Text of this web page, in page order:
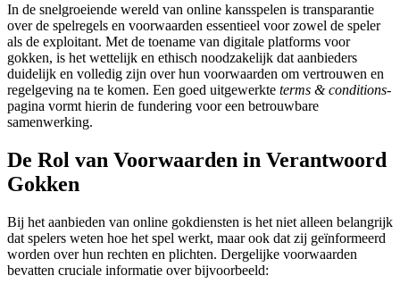
In de snelgroeiende wereld van online kansspelen is transparantie
over de spelregels en voorwaarden essentieel voor zowel de speler
als de exploitant. Met de toename van digitale platforms voor
gokken, is het wettelijk en ethisch noodzakelijk dat aanbieders
duidelijk en volledig zijn over hun voorwaarden om vertrouwen en
regelgeving na te komen. Een goed uitgewerkte terms & conditions-
pagina vormt hierin de fundering voor een betrouwbare
samenwerking.
De Rol van Voorwaarden in Verantwoord
Gokken
Bij het aanbieden van online gokdiensten is het niet alleen belangrijk
dat spelers weten hoe het spel werkt, maar ook dat zij geïnformeerd
worden over hun rechten en plichten. Dergelijke voorwaarden
bevatten cruciale informatie over bijvoorbeeld: